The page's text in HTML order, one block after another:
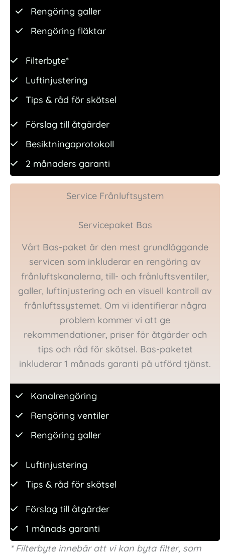
Rengöring galler
Rengöring fläktar
Filterbyte*
Luftinjustering
Tips & råd för skötsel
Förslag till åtgärder
Besiktningaprotokoll
2 månaders garanti
Service Frånluftsystem
Servicepaket Bas
Vårt Bas-paket är den mest grundläggande
servicen som inkluderar en rengöring av
frånluftskanalerna, till- och frånluftsventiler,
galler, luftinjustering och en visuell kontroll av
frånluftssystemet. Om vi identifierar några
problem kommer vi att ge
rekommendationer, priser för åtgärder och
tips och råd för skötsel. Bas-paketet
inkluderar 1 månads garanti på utförd tjänst.
Kanalrengöring
Rengöring ventiler
Rengöring galler
Luftinjustering
Tips & råd för skötsel
Förslag till åtgärder
1 månads garanti
* Filterbyte innebär att vi kan byta filter, som